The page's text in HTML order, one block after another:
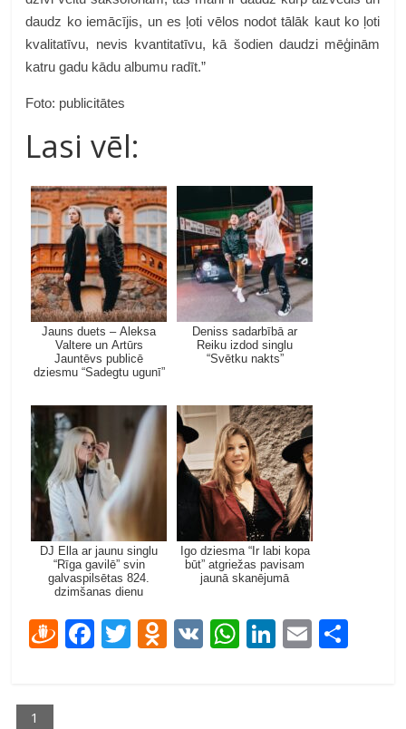
daudz ko iemācījis, un es ļoti vēlos nodot tālāk kaut ko ļoti
kvalitatīvu, nevis kvantitatīvu, kā šodien daudzi mēģinām
katru gadu kādu albumu radīt.”
Foto: publicitātes
Lasi vēl:
Jauns duets – Aleksa
Valtere un Artūrs
Jauntēvs publicē
dziesmu “Sadegtu ugunī”
Deniss sadarbībā ar
Reiku izdod singlu
“Svētku nakts”
DJ Ella ar jaunu singlu
“Rīga gavilē” svin
galvaspilsētas 824.
dzimšanas dienu
Igo dziesma “Ir labi kopa
būt” atgriežas pavisam
jaunā skanējumā
D F T O V W Li E
1